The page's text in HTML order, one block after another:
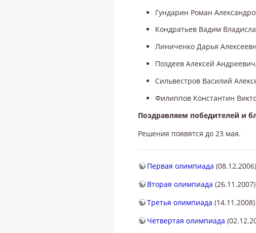
Гундарин Роман
Кондратьев Вадим
Линиченко Дарья
Поздеев Алексей
Сильвестров Василий
Филиппов Константин
Поздравляем победителей и
Решения появятся до 23 мая.
Первая олимпиада (08.12.2006)
Вторая олимпиада (26.11.2007)
Третья олимпиада (14.11.2008)
Четвертая олимпиада